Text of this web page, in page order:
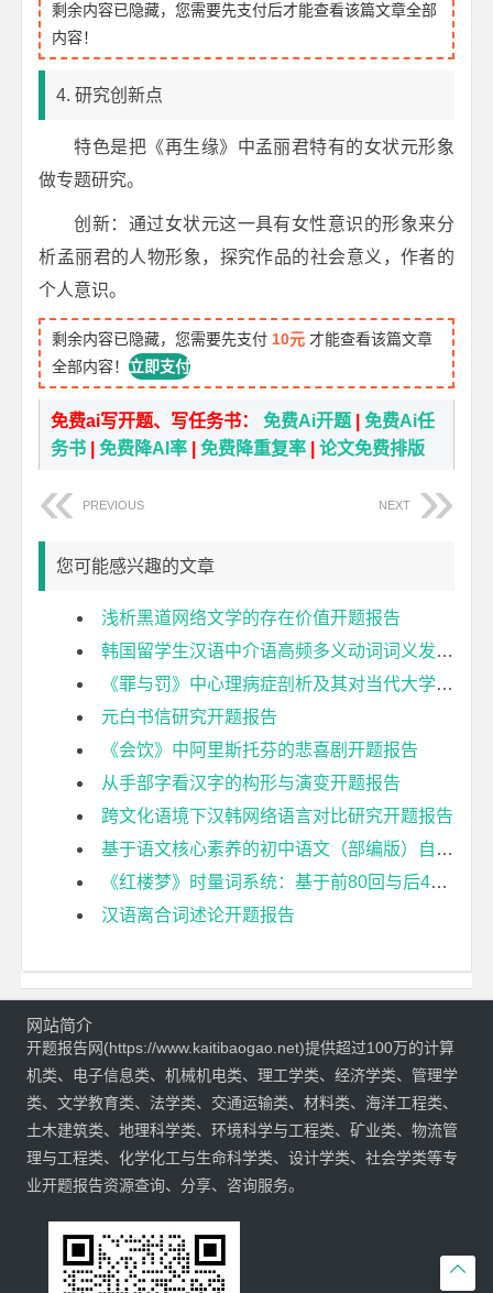
剩余内容已隐藏，您需要先支付后才能查看该篇文章全部
内容！
4. 研究创新点
特色是把《再生缘》中孟丽君特有的女状元形象
做专题研究。
创新：通过女状元这一具有女性意识的形象来分
析孟丽君的人物形象，探究作品的社会意义，作者的
个人意识。
剩余内容已隐藏，您需要先支付 10元 才能查看该篇文章
全部内容！立即支付
免费ai写开题、写任务书：免费Ai开题 |免费Ai任
务书 |免费降AI率 |免费降重复率 |论文免费排版
PREVIOUS NEXT
您可能感兴趣的文章
浅析黑道网络文学的存在价值开题报告
韩国留学生汉语中介语高频多义动词词义发展研究开题报告
《罪与罚》中心理病症剖析及其对当代大学生心理健康的启示开题报告
元白书信研究开题报告
《会饮》中阿里斯托芬的悲喜剧开题报告
从手部字看汉字的构形与演变开题报告
跨文化语境下汉韩网络语言对比研究开题报告
基于语文核心素养的初中语文（部编版）自读课文教学研究开题报告
《红楼梦》时量词系统：基于前80回与后40回的比较研究开题报告
汉语离合词述论开题报告

网站简介
开题报告网(https://www.kaitibaogao.net)提供超过100万的计算
机类、电子信息类、机械机电类、理工学类、经济学类、管理学
类、文学教育类、法学类、交通运输类、材料类、海洋工程类、
土木建筑类、地理科学类、环境科学与工程类、矿业类、物流管
理与工程类、化学化工与生命科学类、设计学类、社会学类等专
业开题报告资源查询、分享、咨询服务。